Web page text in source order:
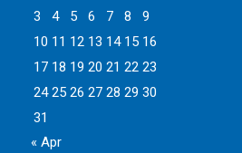
3
4 5 6 7 8
9
10 11 12 13 14 15 16
17 18 19 20 21 22 23
24 25 26 27 28 29 30
31
« Apr